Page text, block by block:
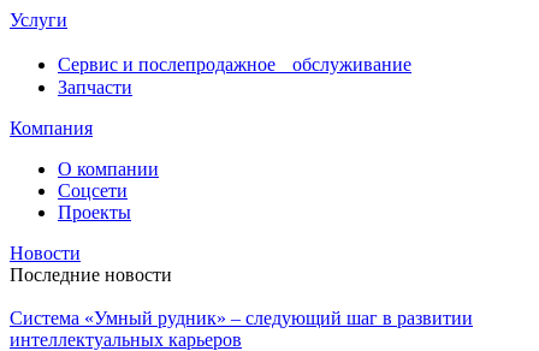
Услуги
Сервис и послепродажное обслуживание
Запчасти
Компания
О компании
Соцсети
Проекты
Новости
Последние новости
Система «Умный рудник» – следующий шаг в развитии
интеллектуальных карьеров